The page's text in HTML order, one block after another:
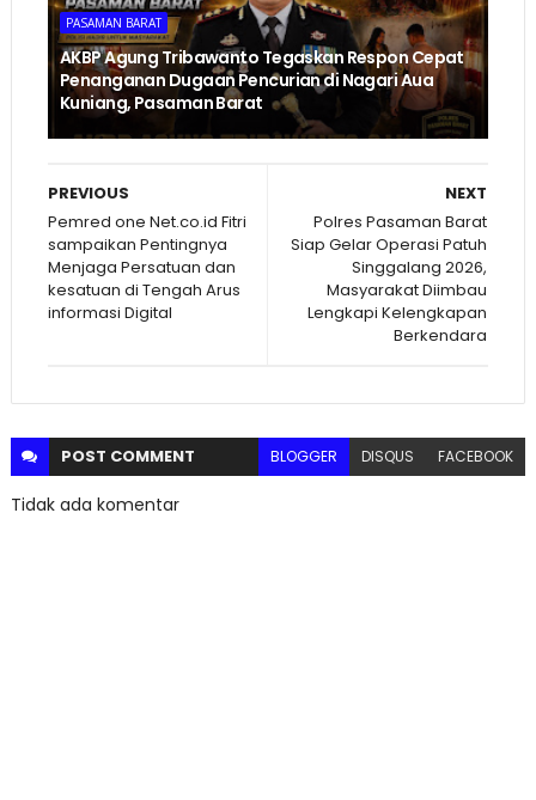
PASAMAN BARAT
AKBP Agung Tribawanto Tegaskan Respon Cepat
Penanganan Dugaan Pencurian di Nagari Aua
Kuniang, Pasaman Barat
NEXT
Polres Pasaman Barat
Siap Gelar Operasi Patuh
Singgalang 2026,
Masyarakat Diimbau
Lengkapi Kelengkapan
Berkendara
PREVIOUS
Pemred one Net.co.id Fitri
sampaikan Pentingnya
Menjaga Persatuan dan
kesatuan di Tengah Arus
informasi Digital
POST COMMENT BLOGGER DISQUS FACEBOOK
Tidak ada komentar